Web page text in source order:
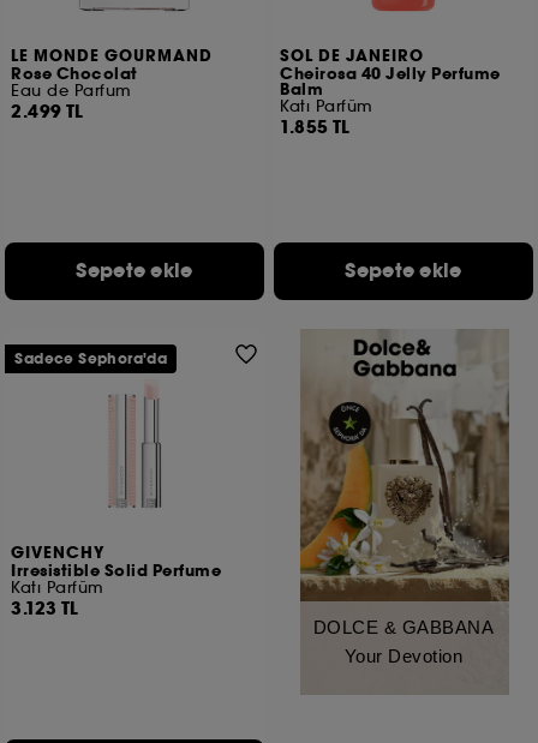
LE MONDE GOURMAND
Rose Chocolat
Eau de Parfum
2.499 TL
Sepete ekle
SOL DE JANEIRO
Cheirosa 40 Jelly Perfume
Balm
Katı Parfüm
1.855 TL
Sepete ekle
GIVENCHY
Irresistible Solid Perfume
Katı Parfüm
3.123 TL
Sadece Sephora'da
DOLCE & GABBANA
Your Devotion